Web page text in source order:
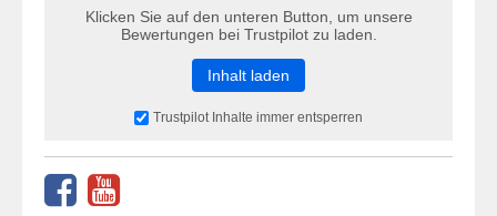
Klicken Sie auf den unteren Button, um unsere
Bewertungen bei Trustpilot zu laden.
Inhalt laden
Trustpilot Inhalte immer entsperren